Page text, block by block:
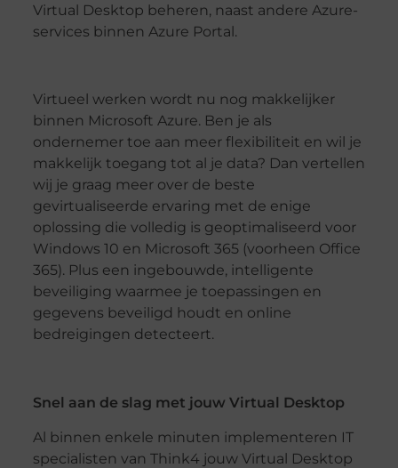
Virtual Desktop beheren, naast andere Azure-
services binnen Azure Portal.
Virtueel werken wordt nu nog makkelijker
binnen Microsoft Azure. Ben je als
ondernemer toe aan meer flexibiliteit en wil je
makkelijk toegang tot al je data? Dan vertellen
wij je graag meer over de beste
gevirtualiseerde ervaring met de enige
oplossing die volledig is geoptimaliseerd voor
Windows 10 en Microsoft 365 (voorheen Office
365). Plus een ingebouwde, intelligente
beveiliging waarmee je toepassingen en
gegevens beveiligd houdt en online
bedreigingen detecteert.
Snel aan de slag met jouw Virtual Desktop
Al binnen enkele minuten implementeren IT
specialisten van Think4 jouw Virtual Desktop